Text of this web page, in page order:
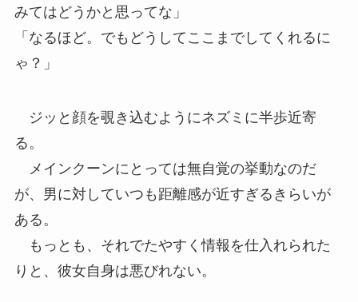
みてはどうかと思ってな」
「なるほど。でもどうしてここまでしてくれるに
ゃ？」
ジッと顔を覗き込むようにネズミに半歩近寄
る。
メインクーンにとっては無自覚の挙動なのだ
が、男に対していつも距離感が近すぎるきらいが
ある。
もっとも、それでたやすく情報を仕入れられた
りと、彼女自身は悪びれない。